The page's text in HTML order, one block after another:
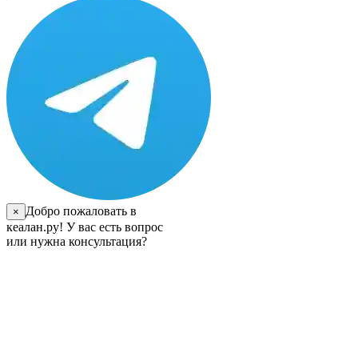
×
Добро пожаловать в
кеалан.ру! У вас есть вопрос
или нужна консультация?